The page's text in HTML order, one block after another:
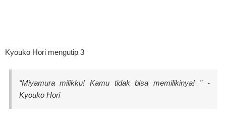
Kyouko Hori mengutip 3
“Miyamura milikku! Kamu tidak bisa memilikinya! ” -
Kyouko Hori